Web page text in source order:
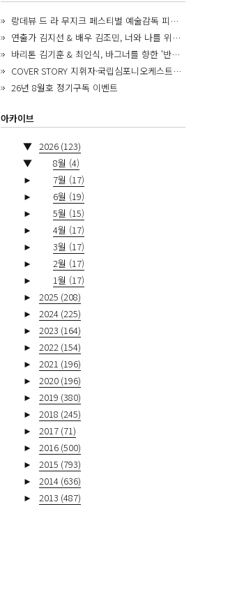
랑데뷰 드 라 무지크 페스티벌 예술감독 피아니스트 김혜진, 5년간의 여정을 돌아보며
연출가 김지선 & 배우 김조민, 너와 나를 위한 ‘모두의 숲’에서 만나는 동심
바리톤 김기훈 & 최인식, 바그너를 향한 ‘반지 원정대’를 앞두고
COVER STORY 지휘자·국립심포니오케스트라 제8대 음악감독 로베르토 아바도
26년 8월호 정기구독 이벤트
아카이브
▼ 2026 (123)
▼
8월 (4)
►
7월 (17)
►
6월 (19)
►
5월 (15)
►
4월 (17)
►
3월 (17)
►
2월 (17)
►
1월 (17)
►
2025 (208)
►
2024 (225)
►
2023 (164)
►
2022 (154)
►
2021 (196)
►
2020 (196)
►
2019 (380)
►
2018 (245)
►
2017 (71)
►
2016 (500)
►
2015 (793)
►
2014 (636)
►
2013 (487)